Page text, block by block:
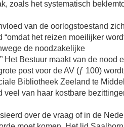
zoals het systematisch
van de oorlogstoestand
“omdat het reizen moeilijker
de noodzakelijke
Het Bestuur maakt van de nood
post voor de AV (ƒ 100) wordt
Bibliotheek Zeeland te
veel van haar kostbare
over de vraag of in de